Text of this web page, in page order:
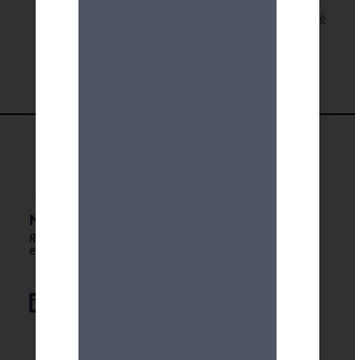
Lien pour cette activité
MDA GENEVE - ACTIVITES 50+
Rester en forme, créatif
et autonome après 50 ans !